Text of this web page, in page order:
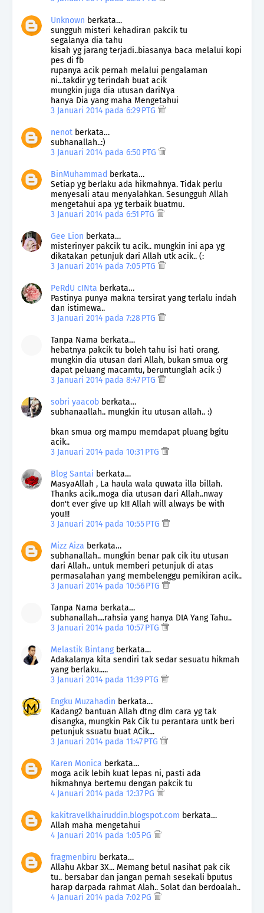
Unknown berkata…
sungguh misteri kehadiran pakcik tu
segalanya dia tahu
kisah yg jarang terjadi..biasanya baca melalui kopi
pes di fb
rupanya acik pernah melalui pengalaman
ni...takdir yg terindah buat acik
mungkin juga dia utusan dariNya
hanya Dia yang maha Mengetahui
3 Januari 2014 pada 6:29 PTG
nenot berkata…
subhanallah..:)
3 Januari 2014 pada 6:50 PTG
BinMuhammad berkata…
Setiap yg berlaku ada hikmahnya. Tidak perlu
menyesali atau menyalahkan. Sesungguh Allah
mengetahui apa yg terbaik buatmu.
3 Januari 2014 pada 6:51 PTG
Gee Lion berkata…
misterinyer pakcik tu acik.. mungkin ini apa yg
dikatakan petunjuk dari Allah utk acik.. (:
3 Januari 2014 pada 7:05 PTG
PeRdU cINta berkata…
Pastinya punya makna tersirat yang terlalu indah
dan istimewa..
3 Januari 2014 pada 7:28 PTG
Tanpa Nama berkata…
hebatnya pakcik tu boleh tahu isi hati orang.
mungkin dia utusan dari Allah, bukan smua org
dapat peluang macamtu, beruntunglah acik :)
3 Januari 2014 pada 8:47 PTG
sobri yaacob berkata…
subhanaallah.. mungkin itu utusan allah.. :)
bkan smua org mampu memdapat pluang bgitu
acik..
3 Januari 2014 pada 10:31 PTG
Blog Santai berkata…
MasyaAllah , La haula wala quwata illa billah.
Thanks acik..moga dia utusan dari Allah..nway
don't ever give up k!!! Allah will always be with
you!!!
3 Januari 2014 pada 10:55 PTG
Mizz Aiza berkata…
subhanallah.. mungkin benar pak cik itu utusan
dari Allah.. untuk memberi petunjuk di atas
permasalahan yang membelenggu pemikiran acik..
3 Januari 2014 pada 10:56 PTG
Tanpa Nama berkata…
subhanallah....rahsia yang hanya DIA Yang Tahu..
3 Januari 2014 pada 10:57 PTG
Melastik Bintang berkata…
Adakalanya kita sendiri tak sedar sesuatu hikmah
yang berlaku.....
3 Januari 2014 pada 11:39 PTG
Engku Muzahadin berkata…
Kadang2 bantuan Allah dtng dlm cara yg tak
disangka, mungkin Pak Cik tu perantara untk beri
petunjuk ssuatu buat ACik...
3 Januari 2014 pada 11:47 PTG
Karen Monica berkata…
moga acik lebih kuat lepas ni, pasti ada
hikmahnya bertemu dengan pakcik tu
4 Januari 2014 pada 12:37 PG
kakitravelkhairuddin.blogspot.com berkata…
Allah maha mengetahui
4 Januari 2014 pada 1:05 PG
fragmenbiru berkata…
Allahu Akbar 3X... Memang betul nasihat pak cik
tu.. bersabar dan jangan pernah sesekali bputus
harap darpada rahmat Alah.. Solat dan berdoalah..
4 Januari 2014 pada 7:02 PG